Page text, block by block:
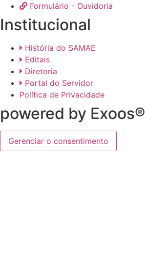
Formulário - Ouvidoria
Institucional
História do SAMAE
Editais
Diretoria
Portal do Servidor
Política de Privacidade
powered by Exoos®
Gerenciar o consentimento